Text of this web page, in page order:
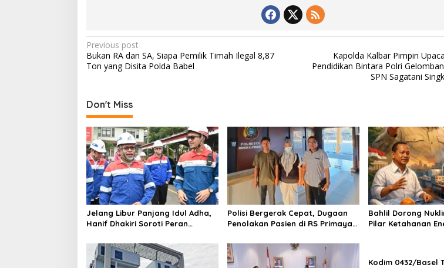
P
o
t
n
a
v
i
g
a
t
i
o
n
Previous post
Bukan RA dan SA, Siapa Pemilik Timah Ilegal 8,87
Ton yang Disita Polda Babel
Kapolda Kalbar Pimpin
Pendidikan Bintara Polri
SPN Sagatani
Don't Miss
Jelang Libur Panjang Idul Adha,
Hanif Dhakiri Soroti Peran
Bersubsidi
Polisi Bergerak Cepat, Dugaan
Penolakan Pasien di RS Primaya
Bahlil Dorong
Pilar Ketahanan
Kodim 0432/Basel